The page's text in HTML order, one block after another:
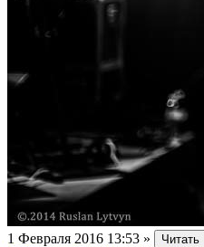
1 Февраля 2016 13:53 » Читать